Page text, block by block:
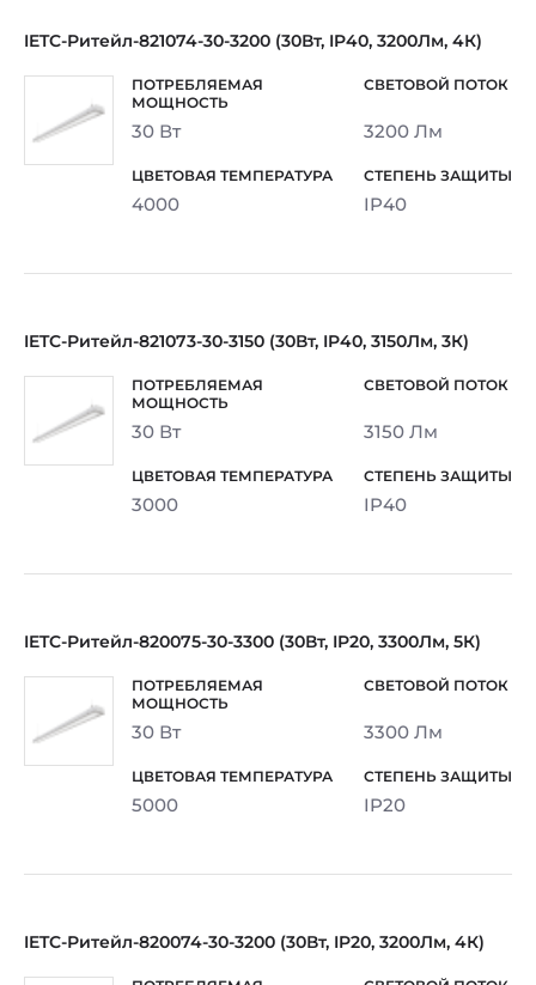
IETC-Ритейл-821074-30-3200 (30Вт, IP40, 3200Лм, 4К)
30 Вт 3200 Лм
4000 IP40
IETC-Ритейл-821073-30-3150 (30Вт, IP40, 3150Лм, 3К)
30 Вт 3150 Лм
3000 IP40
IETC-Ритейл-820075-30-3300 (30Вт, IP20, 3300Лм, 5К)
30 Вт 3300 Лм
5000 IP20
IETC-Ритейл-820074-30-3200 (30Вт, IP20, 3200Лм, 4К)